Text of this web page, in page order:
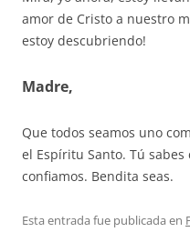
amor de Cristo a nuestro
estoy descubriendo!
Madre,
Que todos seamos uno
el Espíritu Santo. Tú
confiamos. Bendita seas.
Esta entrada fue publicada en